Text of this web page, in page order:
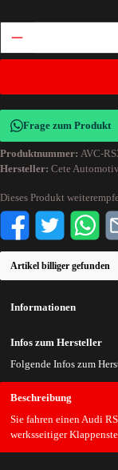
Frage zum Produkt
Produktnummer: AVC-
Hersteller: Cete
Dieses Produkt
Artikel billiger gefunden
Beschreibung
Sie fahren einen Audi
werksseitiger
Informationen
Infos zum Hersteller
Folgende Infos zum